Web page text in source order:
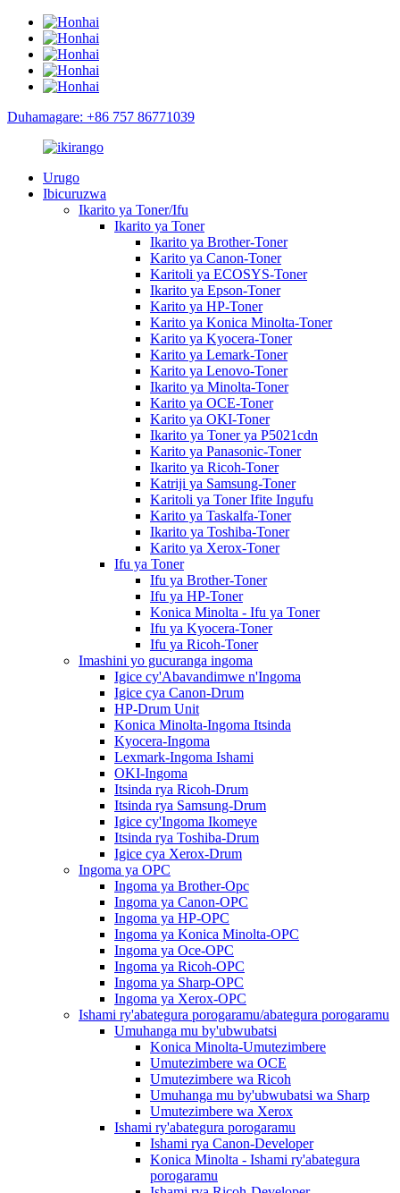
Duhamagare: +86 757 86771039
Urugo
Ibicuruzwa
Ikarito ya Toner/Ifu
Ikarito ya Toner
Ikarito ya Brother-Toner
Karito ya Canon-Toner
Karitoli ya ECOSYS-Toner
Ikarito ya Epson-Toner
Karito ya HP-Toner
Karito ya Konica Minolta-Toner
Karito ya Kyocera-Toner
Karito ya Lemark-Toner
Karito ya Lenovo-Toner
Ikarito ya Minolta-Toner
Karito ya OCE-Toner
Karito ya OKI-Toner
Ikarito ya Toner ya P5021cdn
Karito ya Panasonic-Toner
Ikarito ya Ricoh-Toner
Katriji ya Samsung-Toner
Karitoli ya Toner Ifite Ingufu
Karito ya Taskalfa-Toner
Ikarito ya Toshiba-Toner
Karito ya Xerox-Toner
Ifu ya Toner
Ifu ya Brother-Toner
Ifu ya HP-Toner
Konica Minolta - Ifu ya Toner
Ifu ya Kyocera-Toner
Ifu ya Ricoh-Toner
Imashini yo gucuranga ingoma
Igice cy'Abavandimwe n'Ingoma
Igice cya Canon-Drum
HP-Drum Unit
Konica Minolta-Ingoma Itsinda
Kyocera-Ingoma
Lexmark-Ingoma Ishami
OKI-Ingoma
Itsinda rya Ricoh-Drum
Itsinda rya Samsung-Drum
Igice cy'Ingoma Ikomeye
Itsinda rya Toshiba-Drum
Igice cya Xerox-Drum
Ingoma ya OPC
Ingoma ya Brother-Opc
Ingoma ya Canon-OPC
Ingoma ya HP-OPC
Ingoma ya Konica Minolta-OPC
Ingoma ya Oce-OPC
Ingoma ya Ricoh-OPC
Ingoma ya Sharp-OPC
Ingoma ya Xerox-OPC
Ishami ry'abategura porogaramu/abategura porogaramu
Umuhanga mu by'ubwubatsi
Konica Minolta-Umutezimbere
Umutezimbere wa OCE
Umutezimbere wa Ricoh
Umuhanga mu by'ubwubatsi wa Sharp
Umutezimbere wa Xerox
Ishami ry'abategura porogaramu
Ishami rya Canon-Developer
Konica Minolta - Ishami ry'abategura
porogaramu